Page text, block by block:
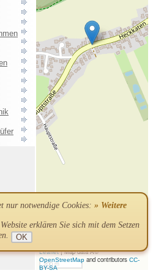
nur notwendige Cookies: » Weitere
erklären Sie sich mit dem Setzen
OK